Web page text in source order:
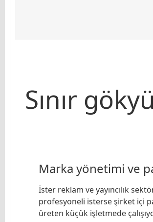
Sınır
Marka yönetimi ve
İster reklam ve yayıncılık
profesyoneli isterse şirket içi
üreten küçük işletmede